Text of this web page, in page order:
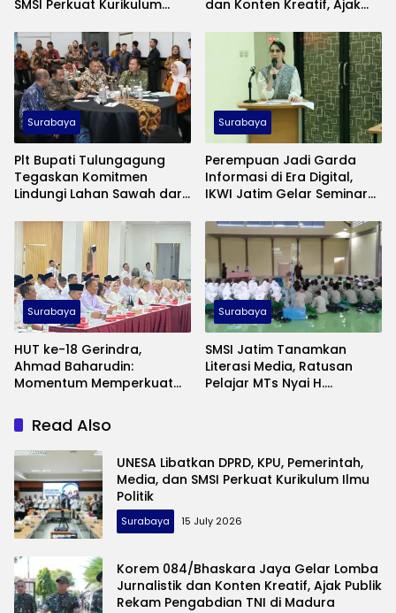
SMSI Perkuat Kurikulum
dan Konten Kreatif, Ajak
TNI di Madura
Surabaya
Plt Bupati Tulungagung
Tegaskan Komitmen
Lindungi Lahan Sawah dari
Surabaya
Perempuan Jadi Garda
Informasi di Era Digital,
IKWI Jatim Gelar Seminar
Surabaya
HUT ke-18 Gerindra,
Ahmad Baharudin:
Momentum Memperkuat
Masyarakat
Surabaya
SMSI Jatim Tanamkan
Literasi Media, Ratusan
Pelajar MTs Nyai H.
Read Also
UNESA Libatkan DPRD, KPU, Pemerintah,
Media, dan SMSI Perkuat Kurikulum Ilmu
Politik
Surabaya 15 July 2026
Korem 084/Bhaskara Jaya Gelar Lomba
Jurnalistik dan Konten Kreatif, Ajak Publik
Rekam Pengabdian TNI di Madura